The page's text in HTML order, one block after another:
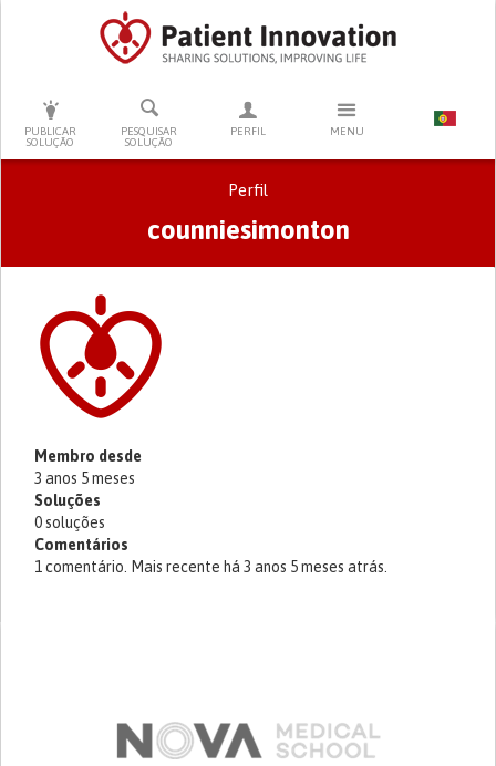
PUBLICAR
SOLUÇÃO
PESQUISAR
SOLUÇÃO
PERFIL MENU
PRESSIONE ENTER PARA PESQUISAR
Perfil
counniesimonton
Separadores primários
Membro desde
3 anos 5 meses
Soluções
0 soluções
Comentários
1 comentário. Mais recente há 3 anos 5 meses atrás.